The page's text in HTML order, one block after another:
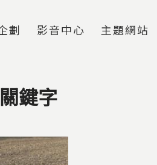
劃 影音中心 主題網站
鍵字